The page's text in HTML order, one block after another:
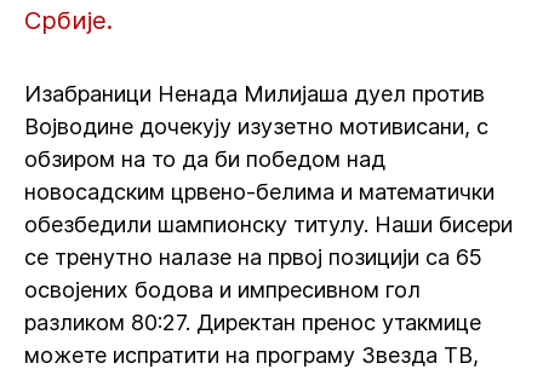
Србије.
Изабраници Ненада Милијаша дуел против
Војводине дочекују изузетно мотивисани, с
обзиром на то да би победом над
новосадским црвено-белима и математички
обезбедили шампионску титулу. Наши бисери
се тренутно налазе на првој позицији са 65
освојених бодова и импресивном гол
разликом 80:27. Директан пренос утакмице
можете испратити на програму Звезда ТВ,